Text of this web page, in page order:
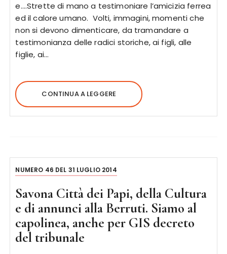
e….Strette di mano a testimoniare l’amicizia ferrea
ed il calore umano. Volti, immagini, momenti che
non si devono dimenticare, da tramandare a
testimonianza delle radici storiche, ai figli, alle
figlie, ai…
CONTINUA A LEGGERE
NUMERO 46 DEL 31 LUGLIO 2014
Savona Città dei Papi, della Cultura
e di annunci alla Berruti. Siamo al
capolinea, anche per GIS decreto
del tribunale